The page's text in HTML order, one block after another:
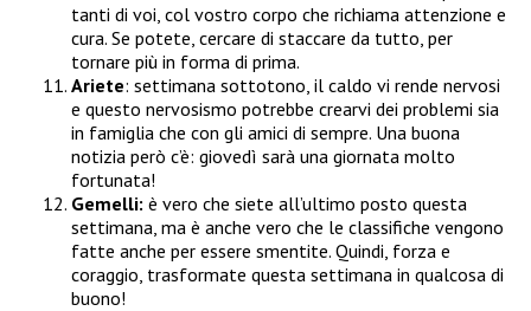
tanti di voi, col vostro corpo che richiama attenzione e
cura. Se potete, cercare di staccare da tutto, per
tornare più in forma di prima.
Ariete: settimana sottotono, il caldo vi rende nervosi
e questo nervosismo potrebbe crearvi dei problemi sia
in famiglia che con gli amici di sempre. Una buona
notizia però c’è: giovedì sarà una giornata molto
fortunata!
Gemelli: è vero che siete all’ultimo posto questa
settimana, ma è anche vero che le classifiche vengono
fatte anche per essere smentite. Quindi, forza e
coraggio, trasformate questa settimana in qualcosa di
buono!